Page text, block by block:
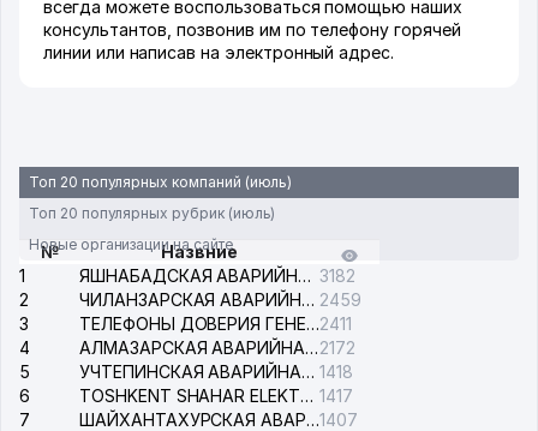
всегда можете воспользоваться помощью наших
консультантов, позвонив им по телефону горячей
линии или написав на электронный адрес.
Топ 20 популярных компаний (июль)
Топ 20 популярных рубрик (июль)
Новые организации на сайте
№
Назвние
1
ЯШНАБАДСКАЯ АВАРИЙНАЯ СЛУЖБА ЭЛЕКТРОСЕТИ 3182
2
ЧИЛАНЗАРСКАЯ АВАРИЙНАЯ СЛУЖБА ЭЛЕКТРОСЕТИ 2459
3
ТЕЛЕФОНЫ ДОВЕРИЯ ГЕНЕРАЛЬНОЙ ПРОКУРАТУРЫ РЕСПУБЛИКИ УЗБЕКИСТАН2411
4
АЛМАЗАРСКАЯ АВАРИЙНАЯ СЛУЖБА ЭЛЕКТРОСЕТИ2172
5
УЧТЕПИНСКАЯ АВАРИЙНАЯ СЛУЖБА ЭЛЕКТРОСЕТИ 1418
6
TOSHKENT SHAHAR ELEKTR TARMOQLARI KORXONASI АО 1417
7
ШАЙХАНТАХУРСКАЯ АВАРИЙНАЯ СЛУЖБА ЭЛЕКТРОСЕТИ1407